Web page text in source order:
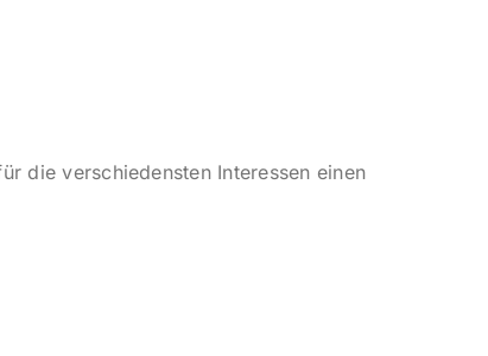
die verschiedensten Interessen einen